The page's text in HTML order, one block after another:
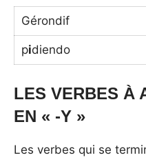
Gérondif
pidiendo
LES VERBES À
EN « -Y »
Les verbes qui se